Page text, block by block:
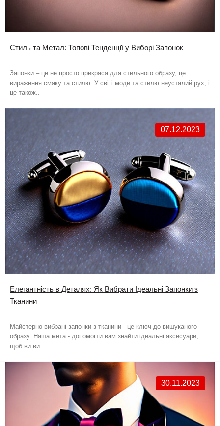
Стиль та Метал: Топові Тенденції у Виборі Запонок
Запонки – це не просто прикраса для стильного образу, це
вираження смаку та стилю. У світі моди та стилю неусталий рух, і
це також..
07.12.2023
Елегантність в Деталях: Як Вибрати Ідеальні Запонки з
Тканини
Майстерно вибрані запонки з тканини - це ключ до вишуканого
образу. Наша мета - допомогти вам знайти ідеальні аксесуари,
щоб ви ви..
30.11.2023